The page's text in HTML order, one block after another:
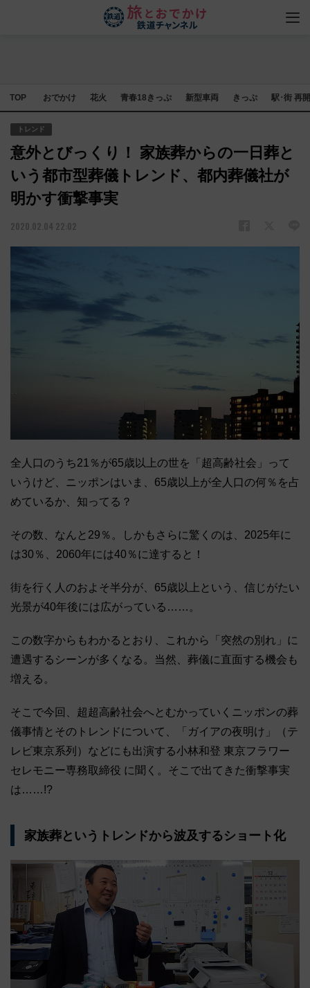
TOP おでかけ 花火 青春18きっぷ 新型車両 きっぷ 駅･街 再
トレンド
意外とびっくり！ 家族葬からの一日葬と
いう都市型葬儀トレンド、都内葬儀社が
明かす衝撃事実
2020.02.04 22:02
全人口のうち21％が65歳以上の世を「超高齢社会」って
いうけど、ニッポンはいま、65歳以上が全人口の何％を占
めているか、知ってる？
その数、なんと29％。しかもさらに驚くのは、2025年に
は30％、2060年には40％に達すると！
街を行く人のおよそ半分が、65歳以上という、信じがたい
光景が40年後には広がっている……。
この数字からもわかるとおり、これから「突然の別れ」に
遭遇するシーンが多くなる。当然、葬儀に直面する機会も
増える。
そこで今回、超超高齢社会へとむかっていくニッポンの葬
儀事情とそのトレンドについて、「ガイアの夜明け」（テ
レビ東京系列）などにも出演する小林和登 東京フラワー
セレモニー専務取締役 に聞く。そこで出てきた衝撃事実
は……!?
家族葬というトレンドから波及するショート化